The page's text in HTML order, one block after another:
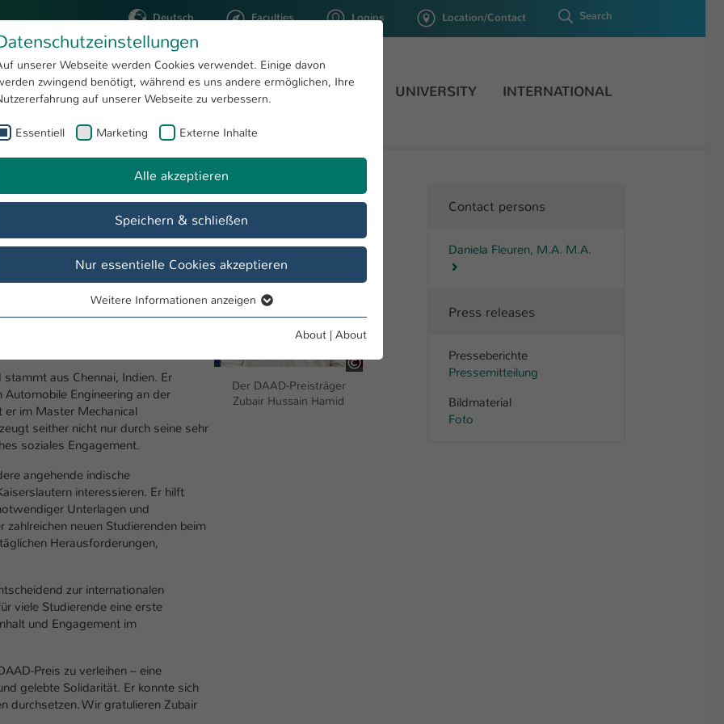
Deutsch Faculties Logins Location/Contact Search
STUDYING RESEARCH UNIVERSITY INTERNATIONAL
Masterstudent aus Indien gewinnt DAAD-Preis 2025 der Hochschule Kaiserslautern
Show larger version
HSKL
Der DAAD-Preisträger
Zubair Hussain Hamid
Preis 2025 der
Studienleistungen und
Austauschdienstes
1.000 Euro dotierte Auszeichnung
Hochschule Kaiserslautern an
und
aus Chennai, Indien. Er
Engineering an der
im Master Mechanical
seither nicht nur durch seine sehr
soziales Engagement.
angehende indische
interessieren. Er hilft
Unterlagen und
neuen Studierenden beim
Herausforderungen,
zur internationalen
viele Studierende eine erste
und Engagement im
Preis zu verleihen – eine
gelebte Solidarität. Er konnte sich
durchsetzen. Wir gratulieren Zubair
Contact persons
Daniela Fleuren, M.A. M.A.
Press releases
Presseberichte
Pressemitteilung
Bildmaterial
Foto
unserer Webseite werden Cookies verwendet. Einige davon
zwingend benötigt, während es uns andere ermöglichen, Ihre
auf unserer Webseite zu verbessern.
Essentiell Marketing Externe Inhalte
Alle akzeptieren
Speichern & schließen
Nur essentielle Cookies akzeptieren
Essentielle Cookies werden für grundlegende Funktionen der
einwandfrei funktioniert.
Name cookie_optin
Anbieter TYPO3
1 Jahr
Zweck
Dieses Cookie wird verwendet, um Ihre Cookie-
Einstellungen für diese Website zu speichern.
Anbieter TYPO3
Zweck
Dieser Wert speichert Ihre Consent-
Einstellungen. Unter anderem eine zufällig
generierte ID, für die historische Speicherung
Cookie-Informationen anzeigen
Marketing
Besucher auf der Website nachzuverfolgen. Die erhobenen Daten
werden anonymisiert und ausschließlich für interne Zwecke
verwendet.
Name _pk_*.*
Laufzeit 7 Tage
Zweck
Erzeugt statistische Daten darüber, wie der
Besucher die Website nutzt.
Cookie-Informationen anzeigen
Externe Inhalte
Wir verwenden auf unserer Website externe Inhalte (Youtube,
Vimeo, Issuu), um Ihnen zusätzliche Informationen anzubieten.
Weitere Informationen anzeigen
About | About